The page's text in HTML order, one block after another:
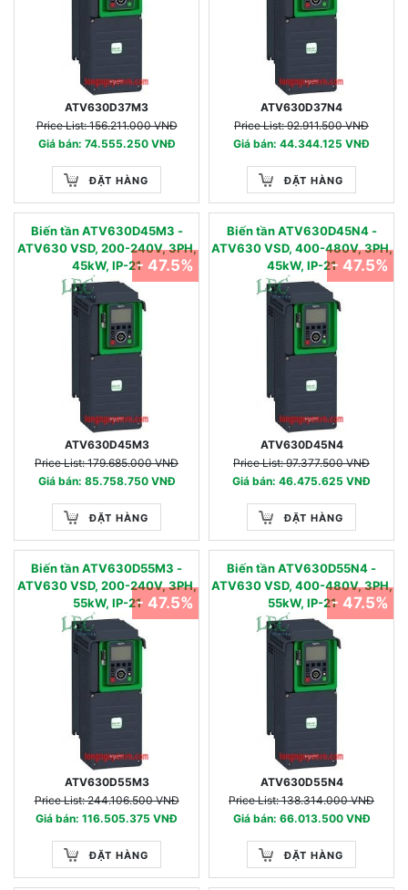
ATV630D37M3
Price List: 156.211.000 VNĐ
Giá bán: 74.555.250 VNĐ
ĐẶT HÀNG
ATV630D37N4
Price List: 92.911.500 VNĐ
Giá bán: 44.344.125 VNĐ
ĐẶT HÀNG
Biến tần ATV630D45M3 -
ATV630 VSD, 200-240V, 3PH,
45kW, IP-21
ATV630D45M3
Price List: 179.685.000 VNĐ
Giá bán: 85.758.750 VNĐ
ĐẶT HÀNG
- 47.5%
Biến tần ATV630D45N4 -
ATV630 VSD, 400-480V, 3PH,
45kW, IP-21
ATV630D45N4
Price List: 97.377.500 VNĐ
Giá bán: 46.475.625 VNĐ
ĐẶT HÀNG
- 47.5%
Biến tần ATV630D55M3 -
ATV630 VSD, 200-240V, 3PH,
55kW, IP-21
ATV630D55M3
Price List: 244.106.500 VNĐ
Giá bán: 116.505.375 VNĐ
ĐẶT HÀNG
- 47.5%
Biến tần ATV630D55N4 -
ATV630 VSD, 400-480V, 3PH,
55kW, IP-21
ATV630D55N4
Price List: 138.314.000 VNĐ
Giá bán: 66.013.500 VNĐ
ĐẶT HÀNG
- 47.5%